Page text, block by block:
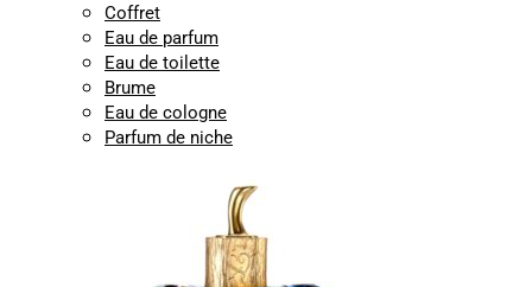
Coffret
Eau de parfum
Eau de toilette
Brume
Eau de cologne
Parfum de niche